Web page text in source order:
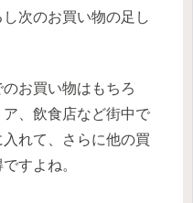
次のお買い物の足し
お買い物はもちろ
、飲食店など街中で
れて、さらに他の買
すよね。